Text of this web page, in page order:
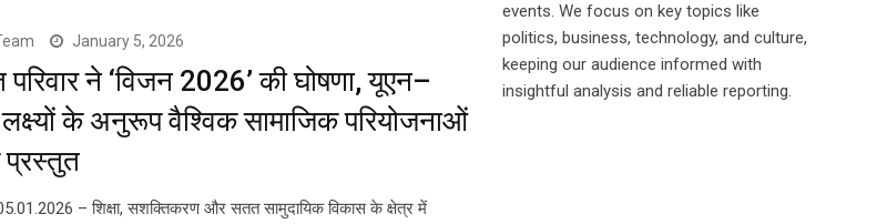
January 5, 2026
परिवार ने ‘विजन 2026’ की घोषणा, यूएन–
के अनुरूप वैश्विक सामाजिक परियोजनाओं
प्रस्तुत
– शिक्षा, सशक्तिकरण और सतत सामुदायिक विकास के क्षेत्र में
events. We focus on key topics like
politics, business, technology, and culture,
keeping our audience informed with
insightful analysis and reliable reporting.